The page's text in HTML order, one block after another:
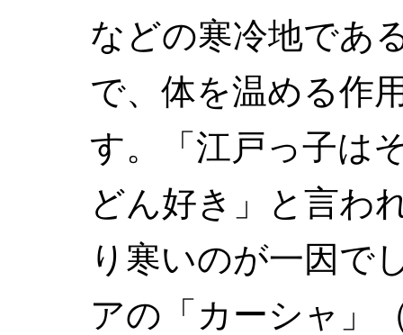
などの寒冷地であ
で、体を温める作
す。「江戸っ子は
どん好き」と言わ
り寒いのが一因で
アの「カーシャ」